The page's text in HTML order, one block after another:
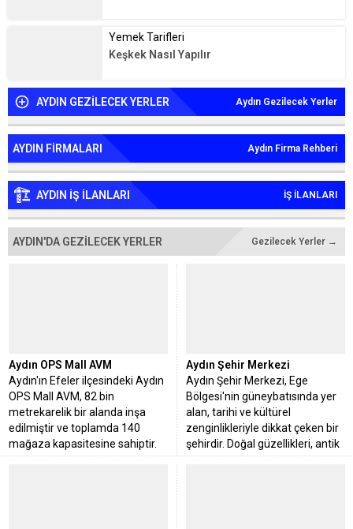
Yemek Tarifleri
Keşkek Nasıl Yapılır
AYDIN GEZİLECEK YERLER Aydın Gezilecek Yerler
AYDIN FİRMALARI Aydın Firma Rehberi
AYDIN İŞ İLANLARI İŞ İLANLARI
AYDIN'DA GEZİLECEK YERLER Gezilecek Yerler →
Aydın OPS Mall AVM
Aydın'ın Efeler ilçesindeki Aydın
OPS Mall AVM, 82 bin
metrekarelik bir alanda inşa
edilmiştir ve toplamda 140
mağaza kapasitesine sahiptir.
Şu anda Ops Mall
Aydın Şehir Merkezi
Aydın Şehir Merkezi, Ege
Bölgesi'nin güneybatısında yer
alan, tarihi ve kültürel
zenginlikleriyle dikkat çeken bir
şehirdir. Doğal güzellikleri, antik
kentleri